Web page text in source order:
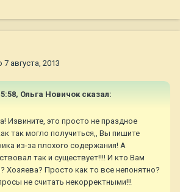
7 августа, 2013
Ольга Новичок сказал:
Извините, это просто не праздное
так могло получиться,, Вы пишите
из-за плохого содержания! А
так и существует!!!! И кто Вам
Хозяева? Просто как то все непонятно?
не считать некорректными!!!